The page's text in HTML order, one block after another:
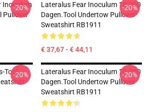
Inoculum
Pullover
-20%
Lateralus Fear Inoculum 10.000
Dagen.tool Undertow Pullover
Sweatshirt RB1911
€ 37,67 - € 44,11
-20%
Tool-20%
Lateralus Fear Inoculum 10.000
Dagen.tool Undertow Pullover
Sweatshirt RB1911
-20%